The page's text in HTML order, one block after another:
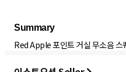
Summary
Red Apple 포인트 거실 무소음 스